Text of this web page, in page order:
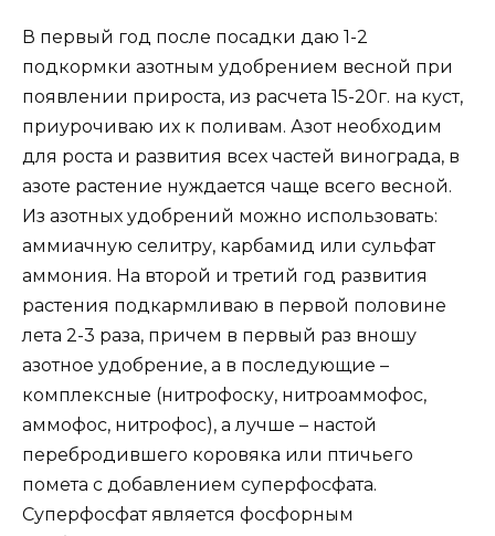
В первый год после посадки даю 1-2
подкормки азотным удобрением весной при
появлении прироста, из расчета 15-20г. на куст,
приурочиваю их к поливам. Азот необходим
для роста и развития всех частей винограда, в
азоте растение нуждается чаще всего весной.
Из азотных удобрений можно использовать:
аммиачную селитру, карбамид или сульфат
аммония. На второй и третий год развития
растения подкармливаю в первой половине
лета 2-3 раза, причем в первый раз вношу
азотное удобрение, а в последующие –
комплексные (нитрофоску, нитроаммофос,
аммофос, нитрофос), а лучше – настой
перебродившего коровяка или птичьего
помета с добавлением суперфосфата.
Суперфосфат является фосфорным